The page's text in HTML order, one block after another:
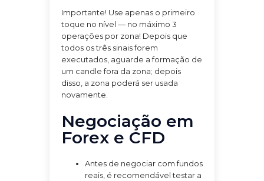
Importante! Use apenas o primeiro
toque no nível — no máximo 3
operações por zona! Depois que
todos os três sinais forem
executados, aguarde a formação de
um candle fora da zona; depois
disso, a zona poderá ser usada
novamente.
Negociação em
Forex e CFD
Antes de negociar com fundos
reais, é recomendável testar a